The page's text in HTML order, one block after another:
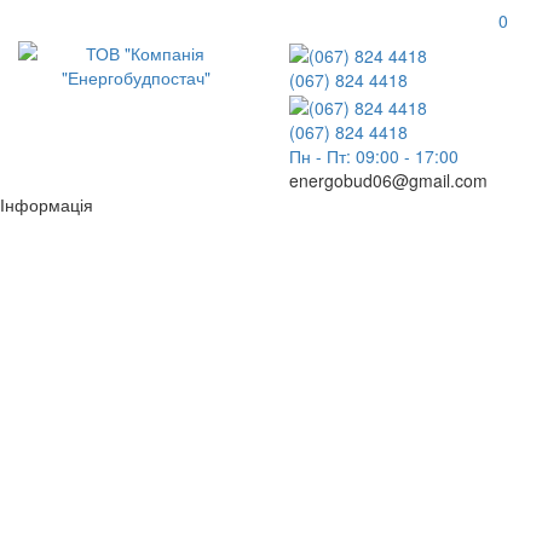
0
(067) 824 4418
(067) 824 4418
Пн - Пт: 09:00 - 17:00
energobud06@gmail.com
Інформація